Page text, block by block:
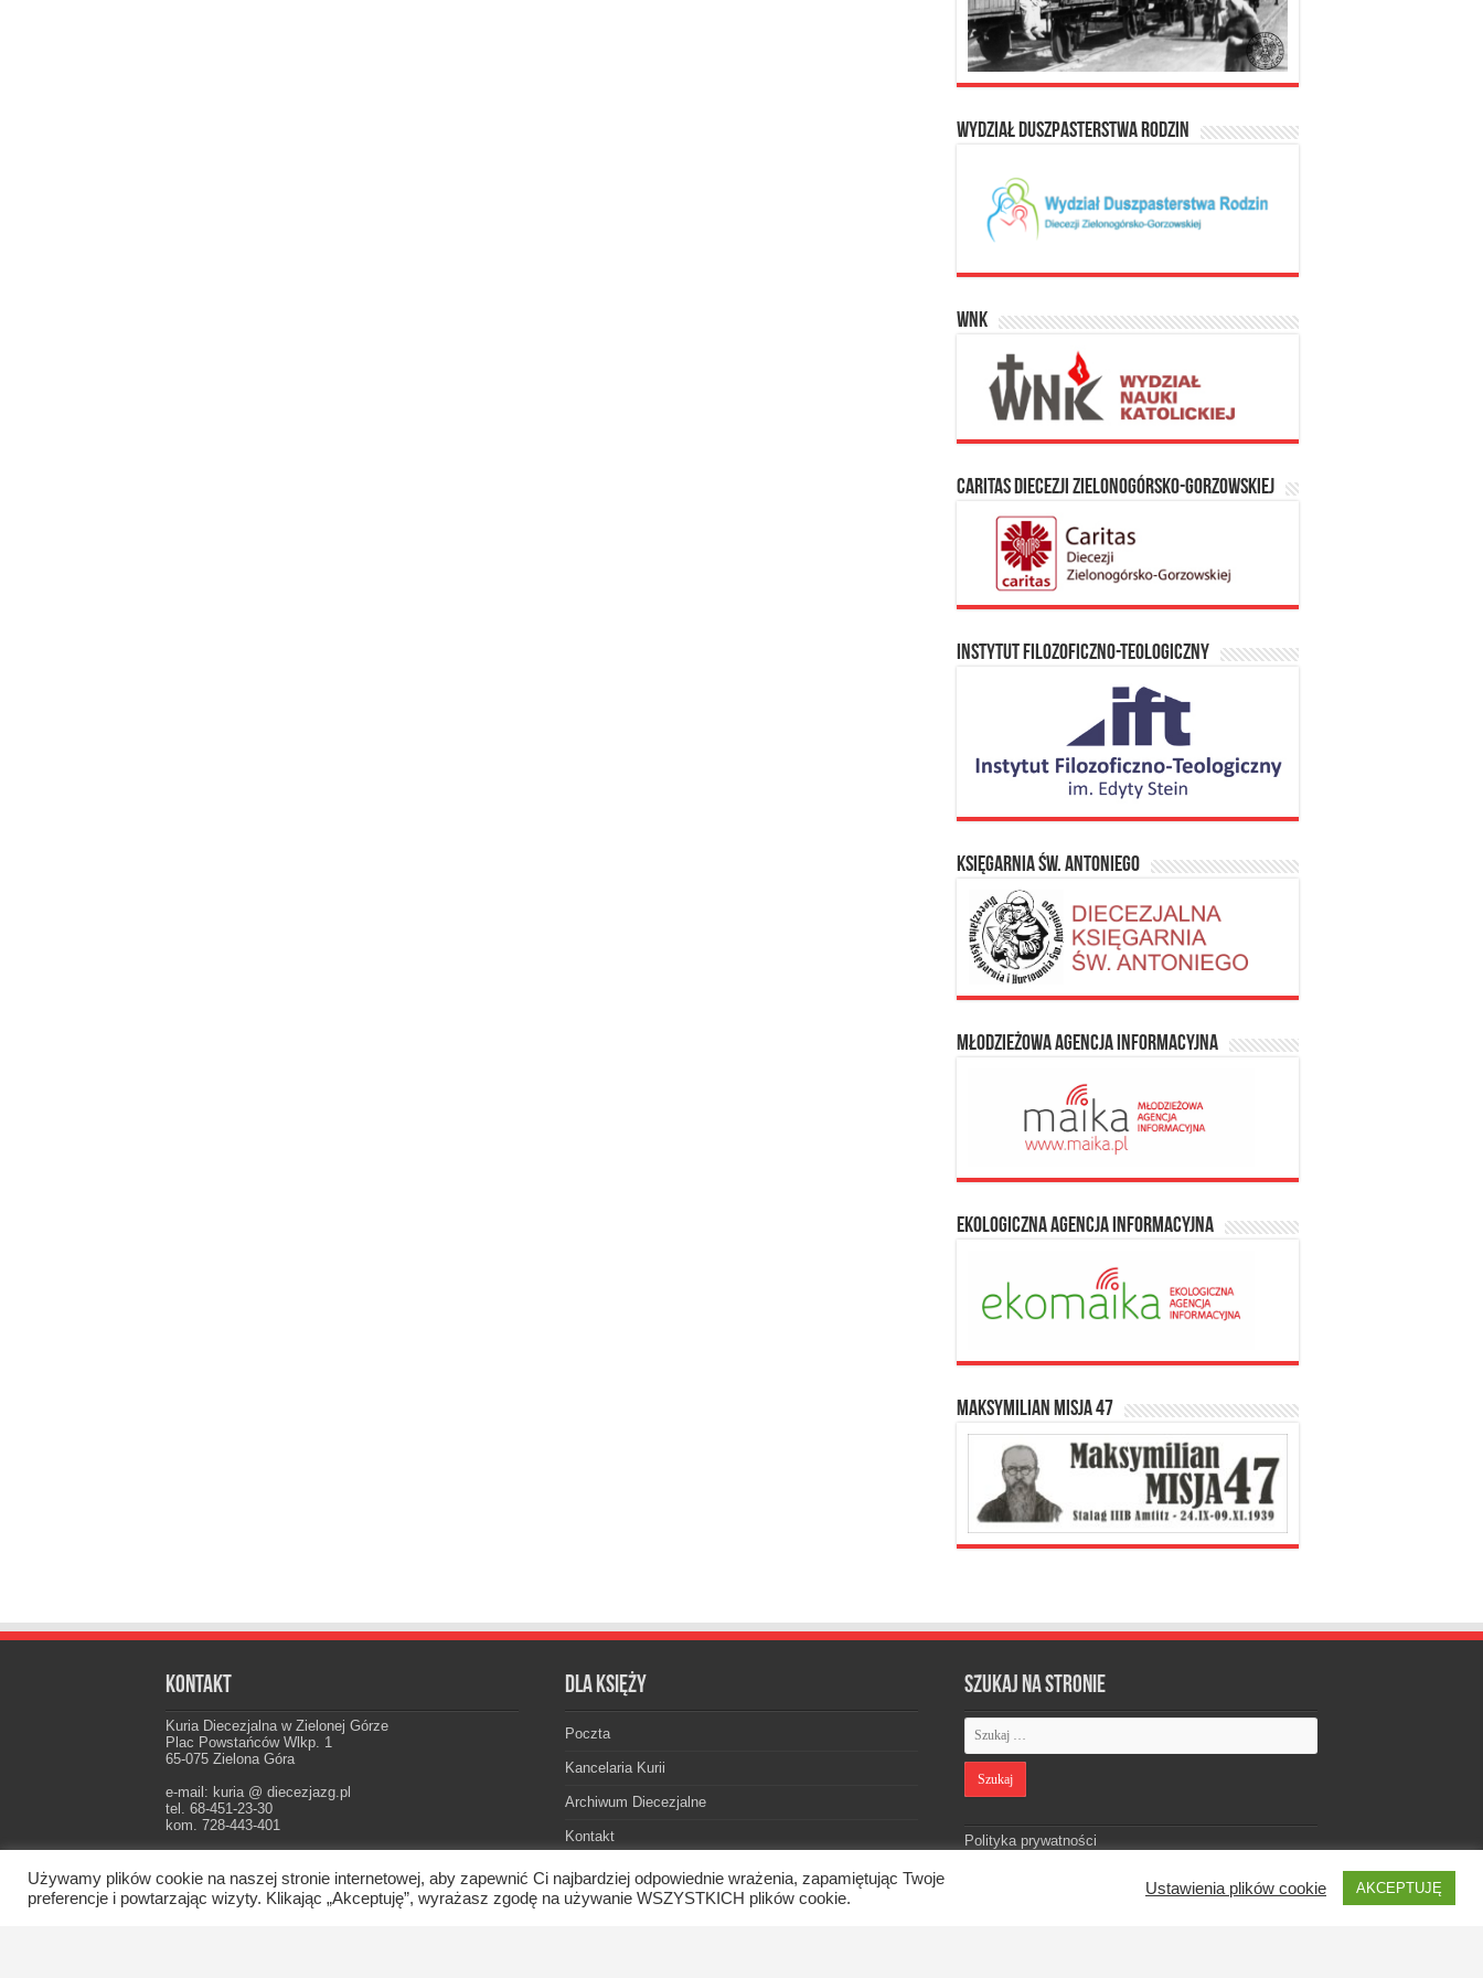
Wydział Duszpasterstwa Rodzin
WNK
Caritas Diecezji Zielonogórsko-Gorzowskiej
Instytut Filozoficzno-Teologiczny
Księgarnia Św. Antoniego
Młodzieżowa Agencja Informacyjna
Ekologiczna Agencja Informacyjna
Maksymilian Misja 47
Kontakt
Kuria Diecezjalna w Zielonej Górze
Plac Powstańców Wlkp. 1
65-075 Zielona Góra
e-mail: kuria @ diecezjazg.pl
tel. 68-451-23-30
kom. 728-443-401
22 1020 5402 0000 0102 0021 3694
Dla księży
Poczta
Kancelaria Kurii
Archiwum Diecezjalne
Kontakt
Szukaj na stronie
Polityka prywatności
Używamy plików cookie na naszej stronie internetowej, aby zapewnić Ci najbardziej odpowiednie wrażenia, zapamiętując Twoje
preferencje i powtarzając wizyty. Klikając „Akceptuję”, wyrażasz zgodę na używanie WSZYSTKICH plików cookie.
Ustawienia plików cookie AKCEPTUJĘ